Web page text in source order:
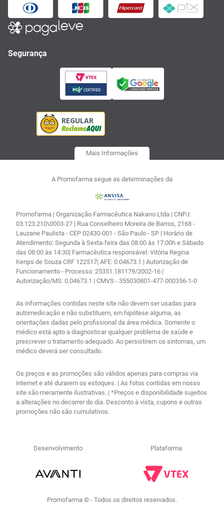
Segurança
Mais Informações
A Promofarma segue as determinações da
Promofarma | Organização Farmacêutica Nakano Ltda | CNPJ:
03.123.210\0003-27 | Rua Conselheiro Moreira de Barros, 2168 -
Lauzane Paulista - CEP 02430-001 - São Paulo - SP | Horário de
Atendimento: Segunda à Sexta-feira das 08:00 às 17:00h e Sábado
das 08:00 às 14:30| Farmacêutica responsável: Vitória Regina
Kenps de Souza CRF 122517| AFE: 0.04673.1 | Autorização de
Funcionamento - Processo: 25351.181179/2002-16 |
Autorização/MS: 0.04673.1 | CMVS - 355030801-477-000356-1-0
As informações contidas neste site não devem ser usadas para
automedicação e não substituem, em hipótese alguma, as
orientações dadas pelo profissional da área médica. Somente o
médico está apto a diagnosticar qualquer problema de saúde e
prescrever o tratamento adequado. Ao persistirem os sintomas, um
médico deverá ser consultado.
Os preços e as promoções são válidos apenas para compras via
internet e até durarem os estoques. | As fotos contidas em nosso
site são meramente ilustrativas. | *Preços e disponibilidade sujeitos
a alterações no decorrer do dia. Desconto à vista, cupons e outras
promoções não são cumulativos.
Desenvolvimento Plataforma
Promofarma © - Todos os direitos reservados.